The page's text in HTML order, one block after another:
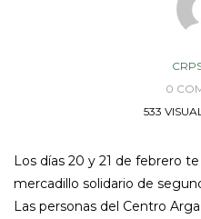
0
533
Los días 20 y 21 de febrero
mercadillo solidario de
Las personas del Centro